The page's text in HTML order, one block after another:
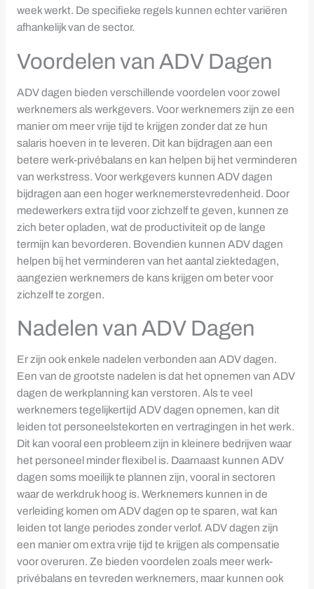
week werkt. De specifieke regels kunnen echter variëren
afhankelijk van de sector.
Voordelen van ADV Dagen
ADV dagen bieden verschillende voordelen voor zowel
werknemers als werkgevers. Voor werknemers zijn ze een
manier om meer vrije tijd te krijgen zonder dat ze hun
salaris hoeven in te leveren. Dit kan bijdragen aan een
betere werk-privébalans en kan helpen bij het verminderen
van werkstress. Voor werkgevers kunnen ADV dagen
bijdragen aan een hoger werknemerstevredenheid. Door
medewerkers extra tijd voor zichzelf te geven, kunnen ze
zich beter opladen, wat de productiviteit op de lange
termijn kan bevorderen. Bovendien kunnen ADV dagen
helpen bij het verminderen van het aantal ziektedagen,
aangezien werknemers de kans krijgen om beter voor
zichzelf te zorgen.
Nadelen van ADV Dagen
Er zijn ook enkele nadelen verbonden aan ADV dagen.
Een van de grootste nadelen is dat het opnemen van ADV
dagen de werkplanning kan verstoren. Als te veel
werknemers tegelijkertijd ADV dagen opnemen, kan dit
leiden tot personeelstekorten en vertragingen in het werk.
Dit kan vooral een probleem zijn in kleinere bedrijven waar
het personeel minder flexibel is. Daarnaast kunnen ADV
dagen soms moeilijk te plannen zijn, vooral in sectoren
waar de werkdruk hoog is. Werknemers kunnen in de
verleiding komen om ADV dagen op te sparen, wat kan
leiden tot lange periodes zonder verlof. ADV dagen zijn
een manier om extra vrije tijd te krijgen als compensatie
voor overuren. Ze bieden voordelen zoals meer werk-
privébalans en tevreden werknemers, maar kunnen ook